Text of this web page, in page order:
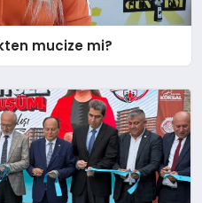
mucize mi?